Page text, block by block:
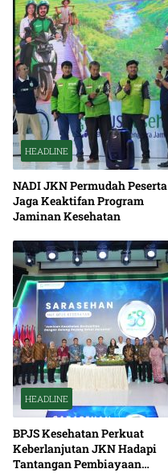
HEADLINE
NADI JKN Permudah Peserta
Jaga Keaktifan Program
Jaminan Kesehatan
HEADLINE
BPJS Kesehatan Perkuat
Keberlanjutan JKN Hadapi
Tantangan Pembiayaan